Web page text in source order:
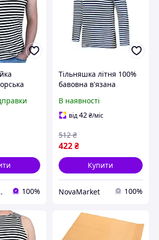
SVI 100%
Тільняшка літня 100%
бавовна в'язана
морська, флотська) 46р
Уцінка, Тільняшка з
В наявності
від42 ₴/міс
422₴
512 ₴
Купити
NovaMarket 100%